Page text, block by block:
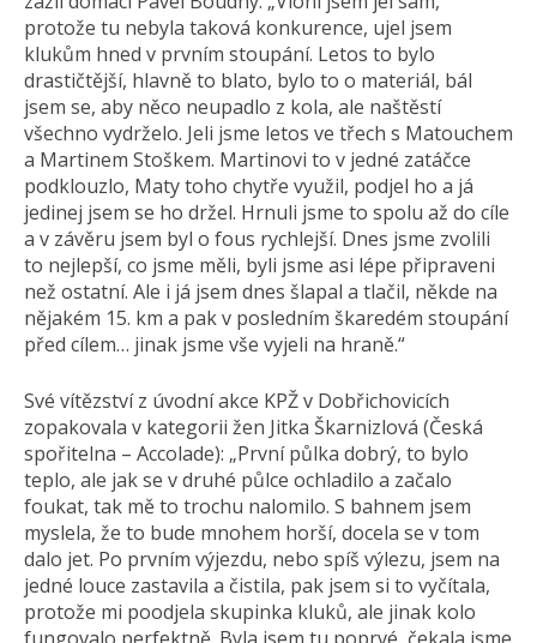
protože tu nebyla taková konkurence, ujel jsem
klukům hned v prvním stoupání. Letos to bylo
drastičtější, hlavně to blato, bylo to o materiál, bál
jsem se, aby něco neupadlo z kola, ale naštěstí
všechno vydrželo. Jeli jsme letos ve třech s Matouchem
a Martinem Stoškem. Martinovi to v jedné zatáčce
podklouzlo, Maty toho chytře využil, podjel ho a já
jedinej jsem se ho držel. Hrnuli jsme to spolu až do cíle
a v závěru jsem byl o fous rychlejší. Dnes jsme zvolili
to nejlepší, co jsme měli, byli jsme asi lépe připraveni
než ostatní. Ale i já jsem dnes šlapal a tlačil, někde na
nějakém 15. km a pak v posledním škaredém stoupání
před cílem… jinak jsme vše vyjeli na hraně.“
Své vítězství z úvodní akce KPŽ v Dobřichovicích
zopakovala v kategorii žen Jitka Škarnizlová (Česká
spořitelna – Accolade): „První půlka dobrý, to bylo
teplo, ale jak se v druhé půlce ochladilo a začalo
foukat, tak mě to trochu nalomilo. S bahnem jsem
myslela, že to bude mnohem horší, docela se v tom
dalo jet. Po prvním výjezdu, nebo spíš výlezu, jsem na
jedné louce zastavila a čistila, pak jsem si to vyčítala,
protože mi poodjela skupinka kluků, ale jinak kolo